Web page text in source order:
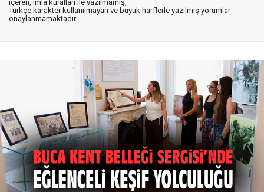
içeren, imla kuralları ile yazılmamış,
Türkçe karakter kullanılmayan ve büyük harflerle yazılmış yorumlar
onaylanmamaktadır.